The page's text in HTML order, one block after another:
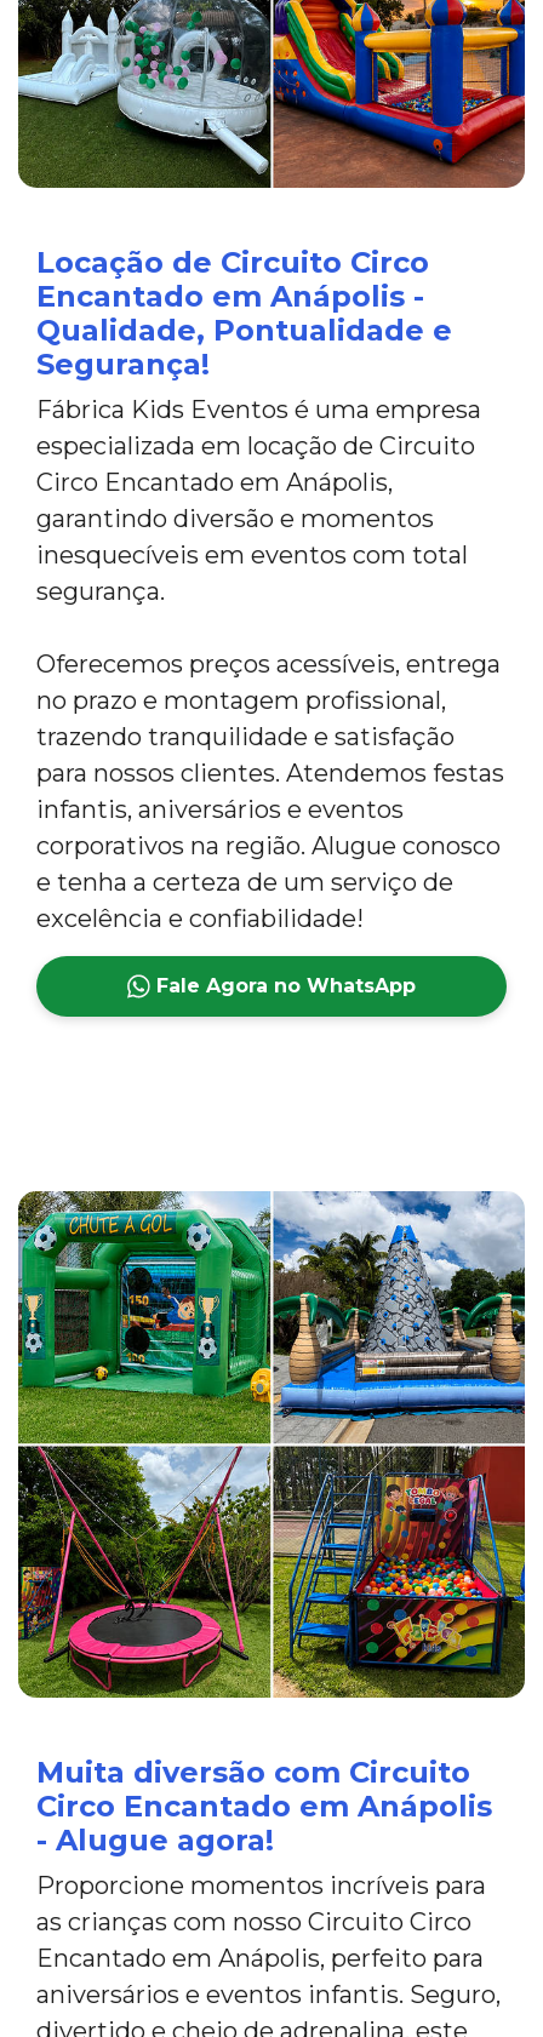
Locação de Circuito Circo
Encantado em Anápolis -
Qualidade, Pontualidade e
Segurança!
Fábrica Kids Eventos é uma empresa
especializada em locação de Circuito
Circo Encantado em Anápolis,
garantindo diversão e momentos
inesquecíveis em eventos com total
segurança.
Oferecemos preços acessíveis, entrega
no prazo e montagem profissional,
trazendo tranquilidade e satisfação
para nossos clientes. Atendemos festas
infantis, aniversários e eventos
corporativos na região. Alugue conosco
e tenha a certeza de um serviço de
excelência e confiabilidade!
Fale Agora no WhatsApp
Muita diversão com Circuito
Circo Encantado em Anápolis
- Alugue agora!
Proporcione momentos incríveis para
as crianças com nosso Circuito Circo
Encantado em Anápolis, perfeito para
aniversários e eventos infantis. Seguro,
divertido e cheio de adrenalina, este